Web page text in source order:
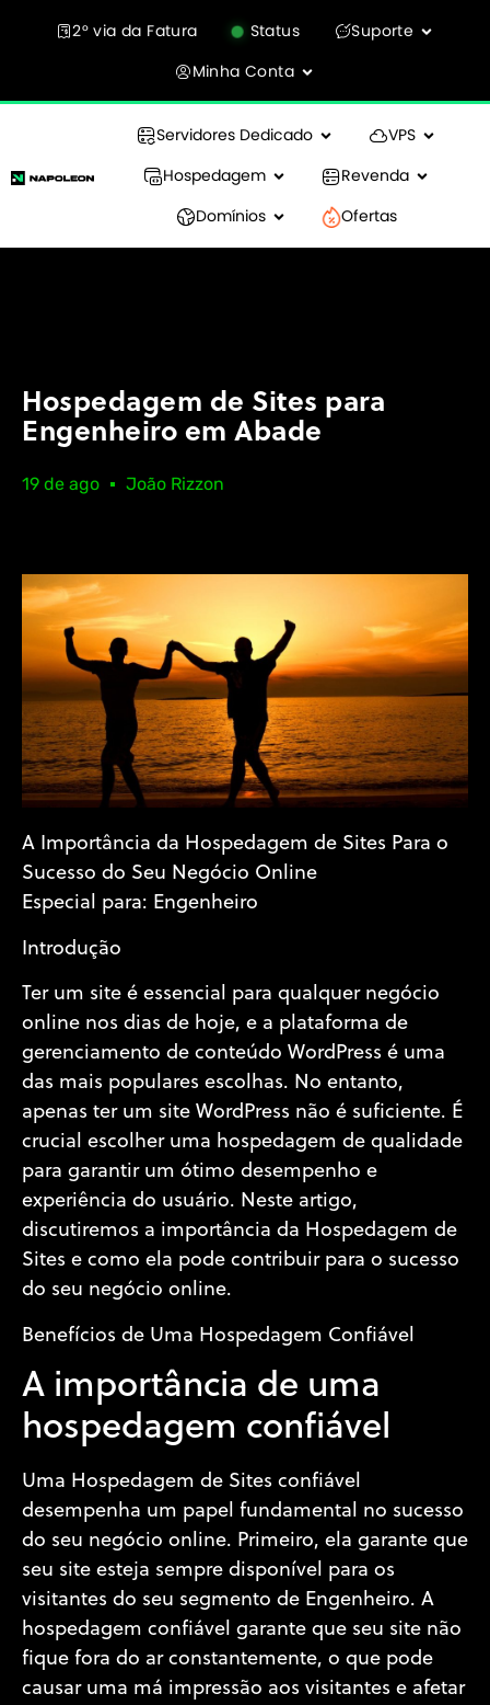
2° via da Fatura Status
Suporte
Minha Conta
Servidores Dedicado
VPS
Hospedagem
Revenda
Domínios
Ofertas
Hospedagem de Sites para
Engenheiro em Abade
19 de ago João Rizzon
A Importância da Hospedagem de Sites Para o
Sucesso do Seu Negócio Online
Especial para: Engenheiro
Introdução
Ter um site é essencial para qualquer negócio
online nos dias de hoje, e a plataforma de
gerenciamento de conteúdo WordPress é uma
das mais populares escolhas. No entanto,
apenas ter um site WordPress não é suficiente. É
crucial escolher uma hospedagem de qualidade
para garantir um ótimo desempenho e
experiência do usuário. Neste artigo,
discutiremos a importância da Hospedagem de
Sites e como ela pode contribuir para o sucesso
do seu negócio online.
Benefícios de Uma Hospedagem Confiável
A importância de uma
hospedagem confiável
Uma Hospedagem de Sites confiável
desempenha um papel fundamental no sucesso
do seu negócio online. Primeiro, ela garante que
seu site esteja sempre disponível para os
visitantes do seu segmento de Engenheiro. A
hospedagem confiável garante que seu site não
fique fora do ar constantemente, o que pode
causar uma má impressão aos visitantes e afetar